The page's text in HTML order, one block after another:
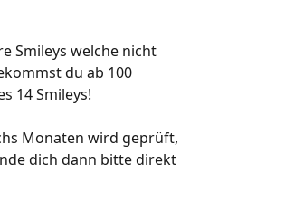
Smileys welche nicht
du ab 100
14 Smileys!
Monaten wird geprüft,
dich dann bitte direkt